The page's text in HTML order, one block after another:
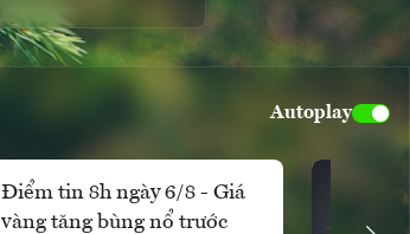
Autoplay
Điểm tin 8h ngày 6/8 - Giá
vàng tăng bùng nổ trước